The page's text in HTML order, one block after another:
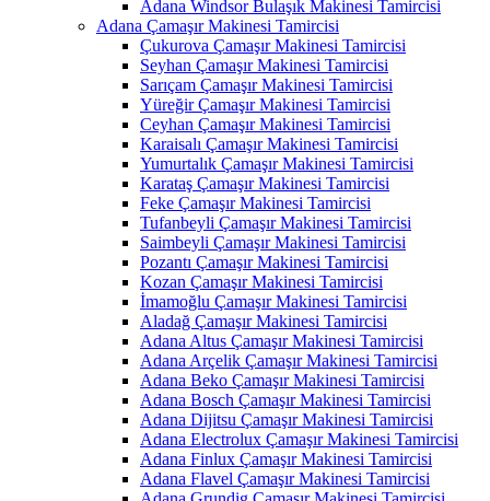
Adana Windsor Bulaşık Makinesi Tamircisi
Adana Çamaşır Makinesi Tamircisi
Çukurova Çamaşır Makinesi Tamircisi
Seyhan Çamaşır Makinesi Tamircisi
Sarıçam Çamaşır Makinesi Tamircisi
Yüreğir Çamaşır Makinesi Tamircisi
Ceyhan Çamaşır Makinesi Tamircisi
Karaisalı Çamaşır Makinesi Tamircisi
Yumurtalık Çamaşır Makinesi Tamircisi
Karataş Çamaşır Makinesi Tamircisi
Feke Çamaşır Makinesi Tamircisi
Tufanbeyli Çamaşır Makinesi Tamircisi
Saimbeyli Çamaşır Makinesi Tamircisi
Pozantı Çamaşır Makinesi Tamircisi
Kozan Çamaşır Makinesi Tamircisi
İmamoğlu Çamaşır Makinesi Tamircisi
Aladağ Çamaşır Makinesi Tamircisi
Adana Altus Çamaşır Makinesi Tamircisi
Adana Arçelik Çamaşır Makinesi Tamircisi
Adana Beko Çamaşır Makinesi Tamircisi
Adana Bosch Çamaşır Makinesi Tamircisi
Adana Dijitsu Çamaşır Makinesi Tamircisi
Adana Electrolux Çamaşır Makinesi Tamircisi
Adana Finlux Çamaşır Makinesi Tamircisi
Adana Flavel Çamaşır Makinesi Tamircisi